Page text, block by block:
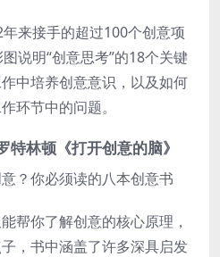
来接手的超过100个创意项
说明“创意思考”的18个关键
中培养创意意识，以及如何
环节中的问题。
林顿《打开创意的脑》
帮你了解创意的核心原理，
，书中涵盖了许多深具启发